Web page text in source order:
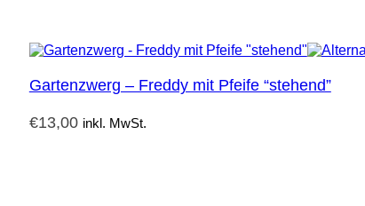
Gartenzwerg – Freddy mit Pfeife “stehend”
€13,00 inkl. MwSt.